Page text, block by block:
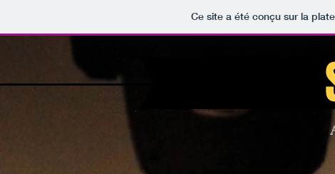
Ce site a été conçu sur la